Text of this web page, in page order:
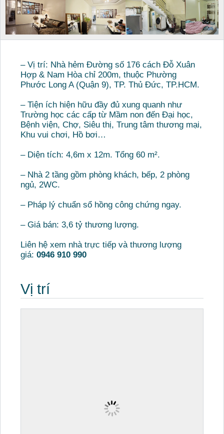
– Vị trí: Nhà hẻm Đường số 176 cách Đỗ Xuân
Hợp & Nam Hòa chỉ 200m, thuộc Phường
Phước Long A (Quận 9), TP. Thủ Đức, TP.HCM.
– Tiện ích hiện hữu đầy đủ xung quanh như
Trường học các cấp từ Mầm non đến Đại học,
Bệnh viện, Chợ, Siêu thị, Trung tâm thương mại,
Khu vui chơi, Hồ bơi…
– Diện tích: 4,6m x 12m. Tổng 60 m².
– Nhà 2 tầng gồm phòng khách, bếp, 2 phòng
ngủ, 2WC.
– Pháp lý chuẩn sổ hồng công chứng ngay.
– Giá bán: 3,6 tỷ thương lượng.
Liên hệ xem nhà trực tiếp và thương lượng
giá: 0946 910 990
Vị trí